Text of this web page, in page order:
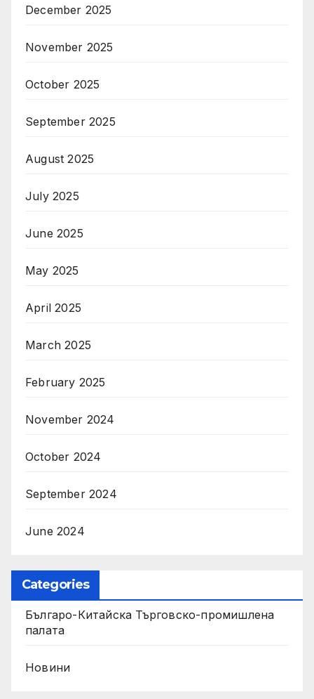
December 2025
November 2025
October 2025
September 2025
August 2025
July 2025
June 2025
May 2025
April 2025
March 2025
February 2025
November 2024
October 2024
September 2024
June 2024
Categories
Българо-Китайска Търговско-промишлена
палaта
Новини